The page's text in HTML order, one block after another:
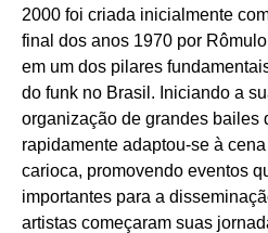
2000 foi criada inicialmente
final dos anos 1970 por
em um dos pilares
do funk no Brasil. Iniciando a
organização de grandes bailes
rapidamente adaptou-se à
carioca, promovendo eventos
importantes para a
artistas começaram suas